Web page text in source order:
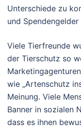
Unterschiede zu
und
Viele Tierfreunde
der Tierschutz so
wie „Artenschutz
Meinung. Viele
Banner in sozialen
dass es ihnen